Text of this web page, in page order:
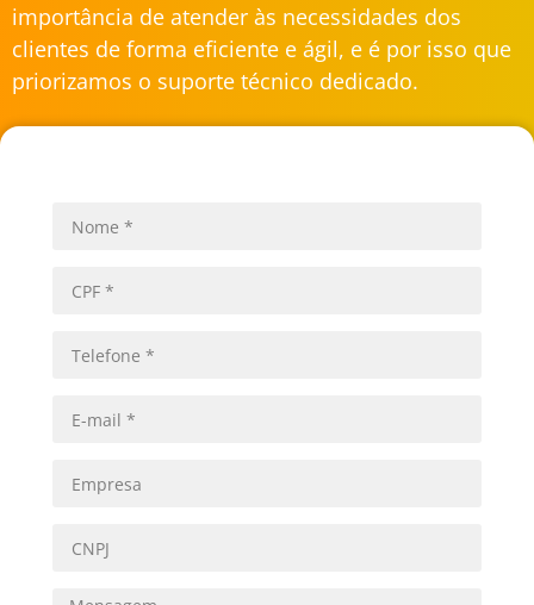
importância de atender às necessidades dos
clientes de forma eficiente e ágil, e é por isso que
priorizamos o suporte técnico dedicado.